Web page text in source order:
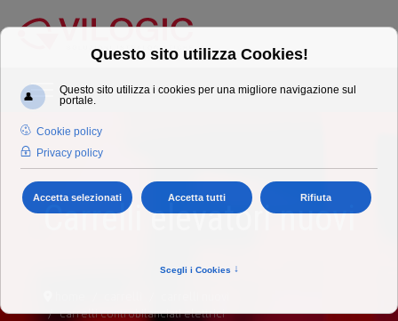
Carrelli elevatori nuovi
carrelli controbilanciati elettrici